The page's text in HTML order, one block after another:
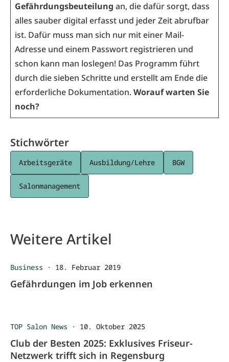
Gefährdungsbeuteilung an, die dafür sorgt, dass
alles sauber digital erfasst und jeder Zeit abrufbar
ist. Dafür muss man sich nur mit einer Mail-
Adresse und einem Passwort registrieren und
schon kann man loslegen! Das Programm führt
durch die sieben Schritte und erstellt am Ende die
erforderliche Dokumentation.Worauf warten Sie
noch?
Stichwörter
Arbeitsgeräte Ausbildung/Lehre BGW
Salonmanagement
Weitere Artikel
Business · 18. Februar 2019
Gefährdungen im Job erkennen
TOP Salon News · 10. Oktober 2025
Club der Besten 2025: Exklusives Friseur-
Netzwerk trifft sich in Regensburg